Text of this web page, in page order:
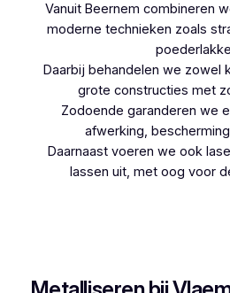
Vanuit Beernem combineren
moderne technieken zoals
Daarbij behandelen we zowel
grote constructies met
Zodoende garanderen we
afwerking,
Daarnaast voeren we ook
lassen uit, met oog voor